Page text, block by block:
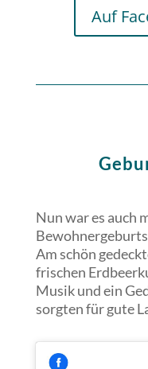
Auf
Nun war es auch
Am schön
frischen
Musik und ein
sorgten für gute